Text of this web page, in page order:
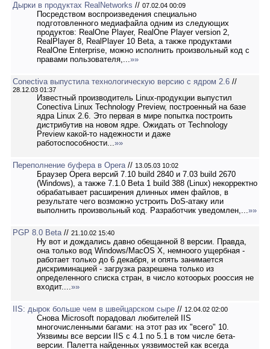
Дырки в продуктах RealNetworks // 07.02.04 00:09
Посредством воспроизведения специально
подготовленного медиафайла одним из следующих
продуктов: RealOne Player, RealOne Player version 2,
RealPlayer 8, RealPlayer 10 Beta, а также продуктами
RealOne Enterprise, можно исполнить произвольный код с
правами пользователя,...»»
Conectiva выпустила технологическую версию с ядром 2.6 //
28.12.03 01:37
Известный производитель Linux-продукции выпустил
Conectiva Linux Technology Preview, построенный на базе
ядра Linux 2.6. Это первая в мире попытка построить
дистрибутив на новом ядре. Ожидать от Technology
Preview какой-то надежности и даже
работоспособности...»»
Переполнение буфера в Opera// 13.05.03 10:02
Браузер Opera версий 7.10 build 2840 и 7.03 build 2670
(Windows), а также 7.1.0 Beta 1 build 388 (Linux) некорректно
обрабатывает расширения длинных имен файлов, в
результате чего возможно устроить DoS-атаку или
выполнить произвольный код. Разработчик уведомлен,...»»
PGP 8.0 Beta// 21.10.02 15:40
Ну вот и дождались давно обещанной 8 версии. Правда,
она только вод Windows/MacOS X, немноого ущербная -
работает только до 6 декабря, и опять занимается
дискриминацией - загрузка разрешена только из
определенного списка стран, в число котоорых рооссия не
входит....»»
IIS: дырок больше чем в швейцарском сыре // 12.04.02 02:00
Снова Microsoft порадовал любителей IIS
многочисленными багами: на этот раз их "всего" 10.
Уязвимы все версии IIS с 4.1 по 5.1 в том числе бета-
версии. Палетта найденных уязвимостей как всегда